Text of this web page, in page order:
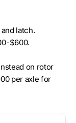
latch.
$600.
on rotor
per axle for